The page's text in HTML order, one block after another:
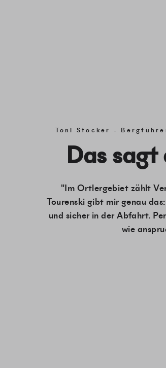
Toni Stocker -
Das sagt
"Im Ortlergebiet zählt
Tourenski gibt mir genau
und sicher in der Abfahrt.
wie